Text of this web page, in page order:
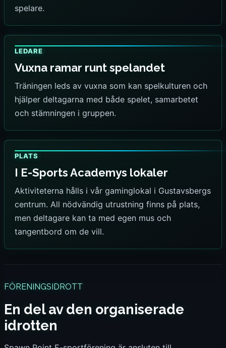
spelare.
LEDARE
Vuxna ramar runt spelandet
Träningen leds av vuxna som kan spelkulturen och
hjälper deltagarna med både spelet, samarbetet
och stämningen i gruppen.
PLATS
I E-Sports Academys lokaler
Aktiviteterna hålls i vår gaminglokal i Gustavsbergs
centrum. All nödvändig utrustning finns på plats,
men deltagare kan ta med egen mus och
tangentbord om de vill.
FÖRENINGSIDROTT
En del av den organiserade
idrotten